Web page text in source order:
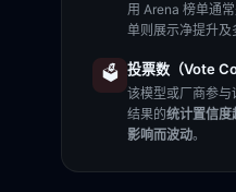
用 Arena 榜单通
单则展示净提升及
🗳️ 投票数（Vote
该模型或厂商参与
结果的统计置信度
影响而波动。